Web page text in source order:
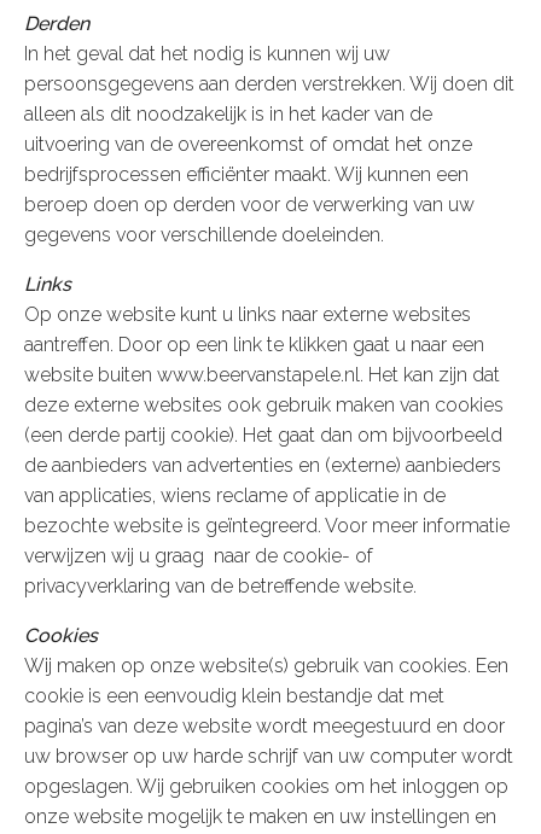
Derden
In het geval dat het nodig is kunnen wij uw
persoonsgegevens aan derden verstrekken. Wij doen dit
alleen als dit noodzakelijk is in het kader van de
uitvoering van de overeenkomst of omdat het onze
bedrijfsprocessen efficiënter maakt. Wij kunnen een
beroep doen op derden voor de verwerking van uw
gegevens voor verschillende doeleinden.
Links
Op onze website kunt u links naar externe websites
aantreffen. Door op een link te klikken gaat u naar een
website buiten www.beervanstapele.nl. Het kan zijn dat
deze externe websites ook gebruik maken van cookies
(een derde partij cookie). Het gaat dan om bijvoorbeeld
de aanbieders van advertenties en (externe) aanbieders
van applicaties, wiens reclame of applicatie in de
bezochte website is geïntegreerd. Voor meer informatie
verwijzen wij u graag naar de cookie- of
privacyverklaring van de betreffende website.
Cookies
Wij maken op onze website(s) gebruik van cookies. Een
cookie is een eenvoudig klein bestandje dat met
pagina’s van deze website wordt meegestuurd en door
uw browser op uw harde schrijf van uw computer wordt
opgeslagen. Wij gebruiken cookies om het inloggen op
onze website mogelijk te maken en uw instellingen en